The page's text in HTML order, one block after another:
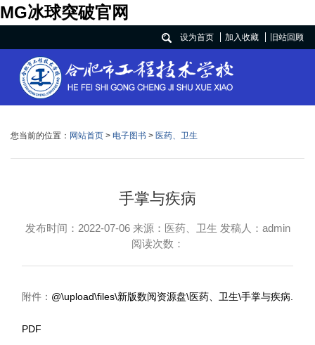
MG冰球突破官网
设为首页 加入收藏 旧站回顾
您当前的位置： 网站首页 > 电子图书 > 医药、卫生
手掌与疾病
发布时间：2022-07-06 来源：医药、卫生 发稿人：admin
阅读次数：
附件： @\upload\files\新版数阅资源盘\医药、卫生\手掌与疾病.
PDF